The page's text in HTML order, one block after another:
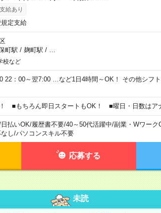
給あり
定支給
町駅 / 麹町駅 /
校など
22：00～翌7:00 …など1日4時間～OK！ その他シフ
■もちろん即日スタートもOK！ ■曜日・日数はア
日払いOK/履歴書不要/40～50代活躍中/副業・Wワーク
し/パソコンスキル不要
応募する
未読